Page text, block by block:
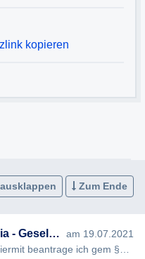
kopieren
Zum Ende
Martin Mair (Media Austria - Gesellschaft für freie Medien, Kultur und Kommunikation)
am 19.07.2021
beantrage ich gem §§ 2,3 Steiermärkisches Auskunftspflichtgesetz die Erteilung f…